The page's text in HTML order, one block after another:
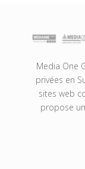
Media One
privées en
sites web
propose